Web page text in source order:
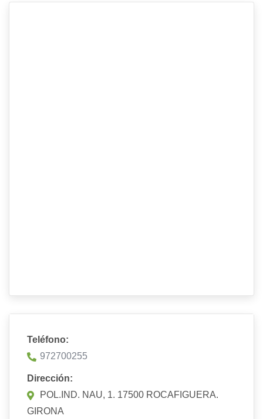
Teléfono:
972700255
Dirección:
POL.IND. NAU, 1. 17500 ROCAFIGUERA.
GIRONA